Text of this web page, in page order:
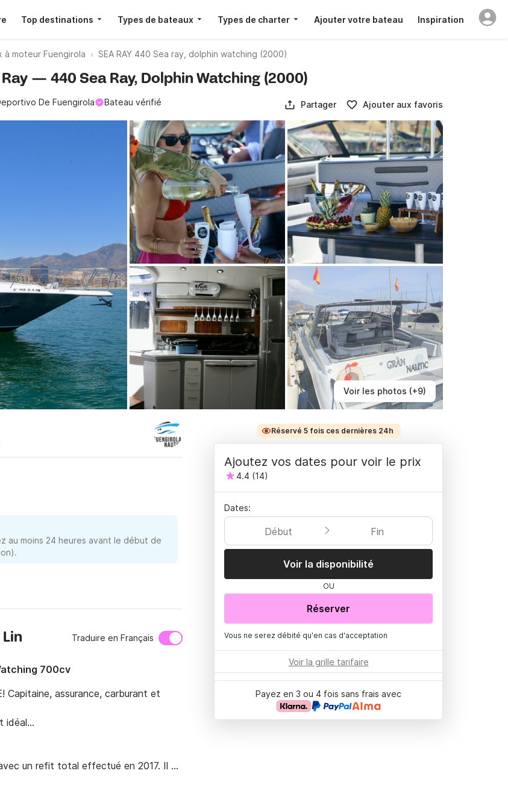
Top destinations Types de bateaux Types de charter Ajouter votre bateau Inspiration
à moteur Fuengirola SEA RAY 440 Sea ray, dolphin watching (2000)
Voir les photos (+9)
— 440 Sea Ray, Dolphin Watching (2000)
De Fuengirola Bateau vérifié Partager Ajouter aux favoris
au moins 24 heures avant le début de
Traduire en Français
700cv
Capitaine, assurance, carburant et
idéal...
un refit total effectué en 2017. Il
Réservé 5 fois ces dernières 24h
Ajoutez vos dates pour voir le prix
4.4 (14)
Dates:
Début Fin
Voir la disponibilité
OU
Réserver
Vous ne serez débité qu'en cas d'acceptation
Voir la grille tarifaire
Payez en 3 ou 4 fois sans frais avec